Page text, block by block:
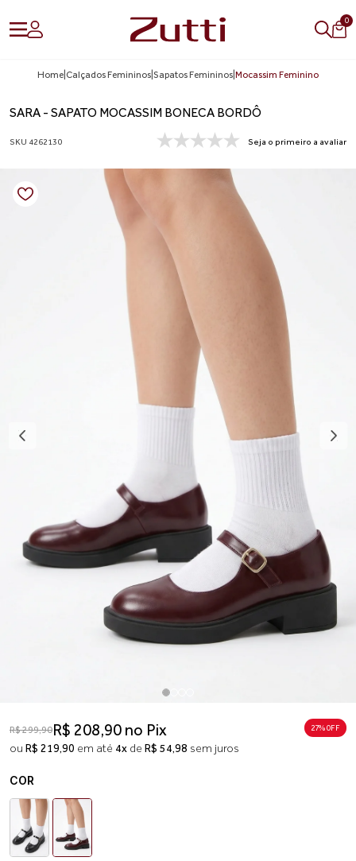
0
Home Calçados Femininos Sapatos Femininos Mocassim Feminino
SARA - SAPATO MOCASSIM BONECA BORDÔ
SKU 4262130 Seja o primeiro a avaliar
R$ 299,90R$ 208,90 no Pix
ou R$ 219,90 em até 4x de R$ 54,98 sem juros
27% 0FF
COR